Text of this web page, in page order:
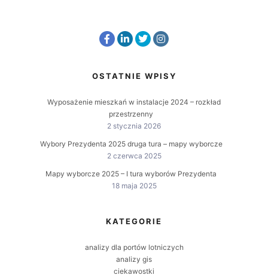
OSTATNIE WPISY
Wyposażenie mieszkań w instalacje 2024 – rozkład
przestrzenny
2 stycznia 2026
Wybory Prezydenta 2025 druga tura – mapy wyborcze
2 czerwca 2025
Mapy wyborcze 2025 – I tura wyborów Prezydenta
18 maja 2025
KATEGORIE
analizy dla portów lotniczych
analizy gis
ciekawostki